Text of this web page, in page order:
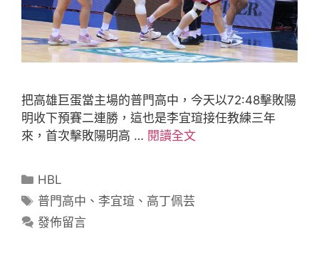
把高雄巨蛋當主場的普門高中，今天以72:48擊敗陽
明收下預賽二連勝，這也是李宜瑄接任教練三年
來，首次擊敗陽明高 … 閱讀全文
HBL
普門高中 、 李宜瑄 、 高丁佩芸
發佈留言